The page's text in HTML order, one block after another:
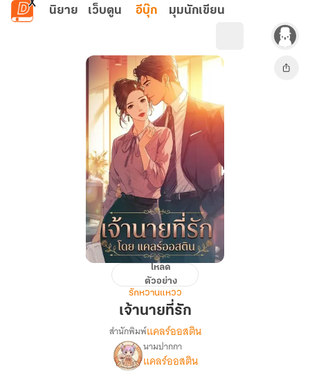
ข้ามไปยังเนื้อหาหลัก
นิยาย เว็บตูน อีบุ๊ก มุมนักเขียน
โหลด
ตัวอย่าง
รักหวานแหวว
เจ้านายที่รัก
เรื่อง
เจ้า
สำนักพิมพ์แคลร์ออสติน
นามปากกา
แคลร์​ออสติน​